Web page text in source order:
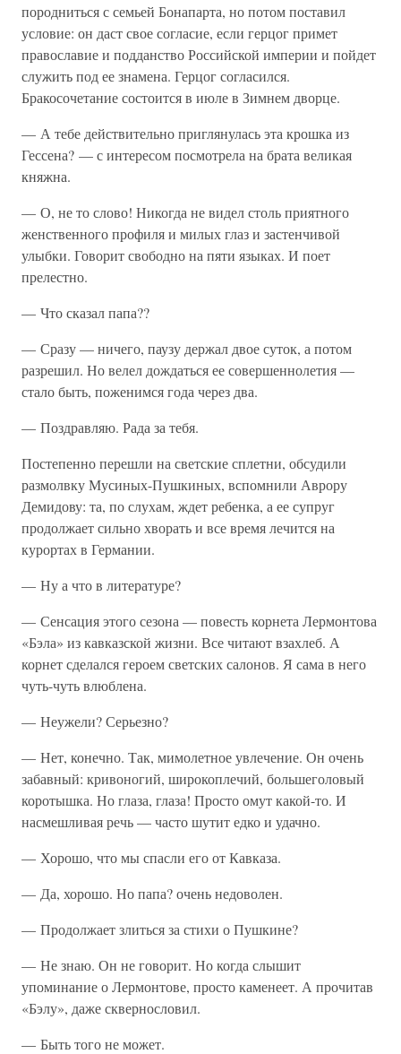
породниться с семьей Бонапарта, но потом поставил
условие: он даст свое согласие, если герцог примет
православие и подданство Российской империи и пойдет
служить под ее знамена. Герцог согласился.
Бракосочетание состоится в июле в Зимнем дворце.
— А тебе действительно приглянулась эта крошка из
Гессена? — с интересом посмотрела на брата великая
княжна.
— О, не то слово! Никогда не видел столь приятного
женственного профиля и милых глаз и застенчивой
улыбки. Говорит свободно на пяти языках. И поет
прелестно.
— Что сказал папа??
— Сразу — ничего, паузу держал двое суток, а потом
разрешил. Но велел дождаться ее совершеннолетия —
стало быть, поженимся года через два.
— Поздравляю. Рада за тебя.
Постепенно перешли на светские сплетни, обсудили
размолвку Мусиных-Пушкиных, вспомнили Аврору
Демидову: та, по слухам, ждет ребенка, а ее супруг
продолжает сильно хворать и все время лечится на
курортах в Германии.
— Ну а что в литературе?
— Сенсация этого сезона — повесть корнета Лермонтова
«Бэла» из кавказской жизни. Все читают взахлеб. А
корнет сделался героем светских салонов. Я сама в него
чуть-чуть влюблена.
— Неужели? Серьезно?
— Нет, конечно. Так, мимолетное увлечение. Он очень
забавный: кривоногий, широкоплечий, большеголовый
коротышка. Но глаза, глаза! Просто омут какой-то. И
насмешливая речь — часто шутит едко и удачно.
— Хорошо, что мы спасли его от Кавказа.
— Да, хорошо. Но папа? очень недоволен.
— Продолжает злиться за стихи о Пушкине?
— Не знаю. Он не говорит. Но когда слышит
упоминание о Лермонтове, просто каменеет. А прочитав
«Бэлу», даже сквернословил.
— Быть того не может.